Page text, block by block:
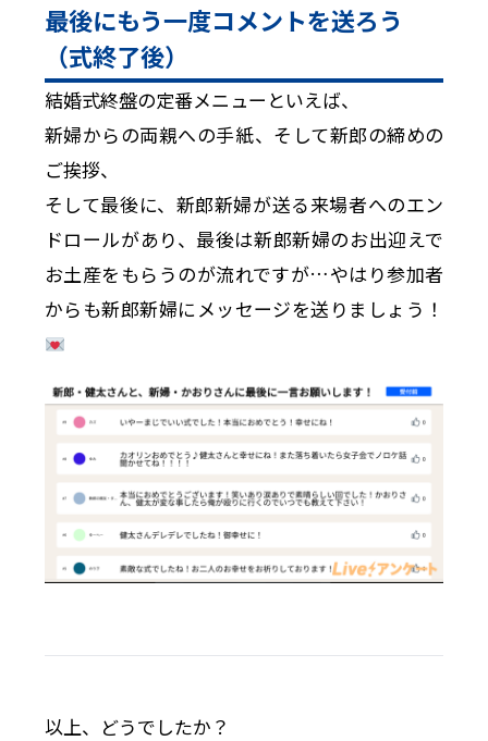
最後にもう一度コメントを送ろう
（式終了後）
結婚式終盤の定番メニューといえば、
新婦からの両親への手紙、そして新郎の締めの
ご挨拶、
そして最後に、新郎新婦が送る来場者へのエン
ドロールがあり、最後は新郎新婦のお出迎えで
お土産をもらうのが流れですが…やはり参加者
からも新郎新婦にメッセージを送りましょう！
以上、どうでしたか？